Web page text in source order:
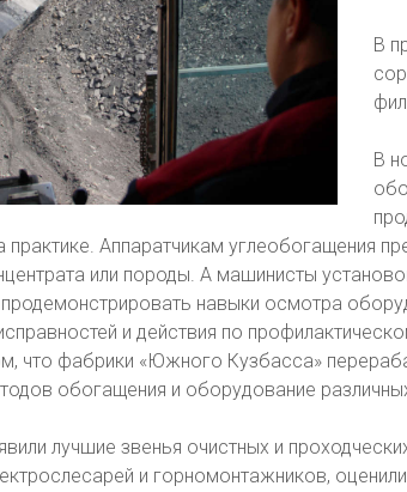
В
В
практике. Аппаратчикам углеобогащения
или породы. А машинисты
навыки осмотра
и действия по
что фабрики «Южного Кузбасса»
обогащения и оборудование
лучшие звенья очистных и
и горномонтажников,